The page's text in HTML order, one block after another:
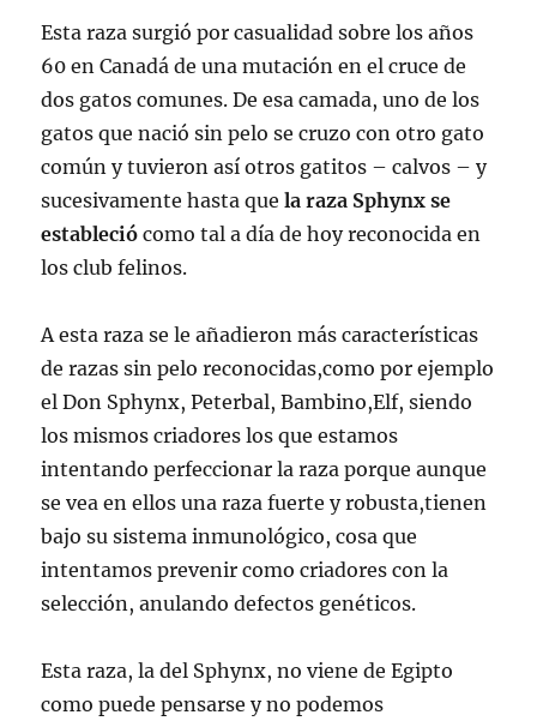
Esta raza surgió por casualidad sobre los años
60 en Canadá de una mutación en el cruce de
dos gatos comunes. De esa camada, uno de los
gatos que nació sin pelo se cruzo con otro gato
común y tuvieron así otros gatitos – calvos – y
sucesivamente hasta quela raza Sphynx se
estableció como tal a día de hoy reconocida en
los club felinos.
A esta raza se le añadieron más características
de razas sin pelo reconocidas,como por ejemplo
el Don Sphynx, Peterbal, Bambino,Elf, siendo
los mismos criadores los que estamos
intentando perfeccionar la raza porque aunque
se vea en ellos una raza fuerte y robusta,tienen
bajo su sistema inmunológico, cosa que
intentamos prevenir como criadores con la
selección, anulando defectos genéticos.
Esta raza, la del Sphynx, no viene de Egipto
como puede pensarse y no podemos